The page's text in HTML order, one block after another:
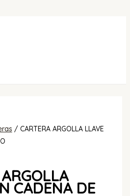
/ CARTERA ARGOLLA LLAVE
CADENA DE